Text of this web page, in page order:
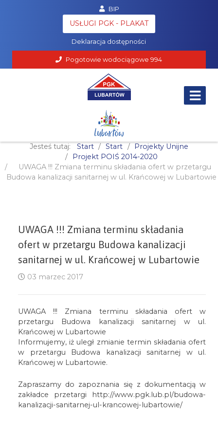
BIP
Poczta
Deklaracja dostępności
Pogotowie wodociągowe 994
Jesteś tutaj: Start Start
Projekty Unijne
Projekt POIŚ 2014-2020
UWAGA !!! Zmiana terminu składania ofert w przetargu
Budowa kanalizacji sanitarnej w ul. Krańcowej w Lubartowie
UWAGA !!! Zmiana terminu składania
ofert w przetargu Budowa kanalizacji
sanitarnej w ul. Krańcowej w Lubartowie
03 marzec 2017
UWAGA !!! Zmiana terminu składania ofert w
przetargu Budowa kanalizacji sanitarnej w ul.
Krańcowej w Lubartowie
Informujemy, iż uległ zmianie termin składania ofert
w przetargu Budowa kanalizacji sanitarnej w ul.
Krańcowej w Lubartowie.
Zapraszamy do zapoznania się z dokumentacją w
zakładce przetargi http://www.pgk.lub.pl/budowa-
kanalizacji-sanitarnej-ul-krancowej-lubartowie/
USŁUGI PGK - PLAKAT